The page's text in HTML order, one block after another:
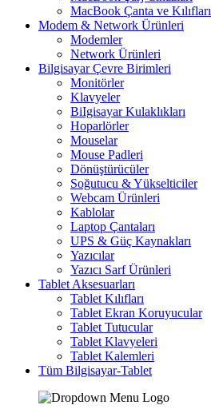
MacBook Çanta ve Kılıfları
Modem & Network Ürünleri
Modemler
Network Ürünleri
Bilgisayar Çevre Birimleri
Monitörler
Klavyeler
BiIgisayar Kulaklıkları
Hoparlörler
Mouselar
Mouse Padleri
Dönüştürücüler
Soğutucu & Yükselticiler
Webcam Ürünleri
Kablolar
Laptop Çantaları
UPS & Güç Kaynakları
Yazıcılar
Yazıcı Sarf Ürünleri
Tablet Aksesuarları
Tablet Kılıfları
Tablet Ekran Koruyucular
Tablet Tutucular
Tablet Klavyeleri
Tablet Kalemleri
Tüm Bilgisayar-Tablet